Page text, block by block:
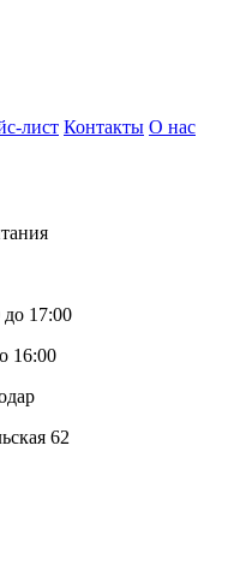
лист Контакты О нас
17:00
16:00
62